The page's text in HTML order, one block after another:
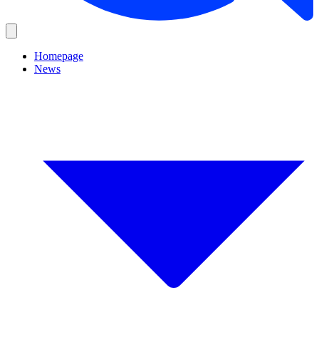
Homepage
News